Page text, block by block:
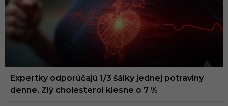
Expertky odporúčajú 1/3 šálky jednej potraviny
denne. Zlý cholesterol klesne o 7 %